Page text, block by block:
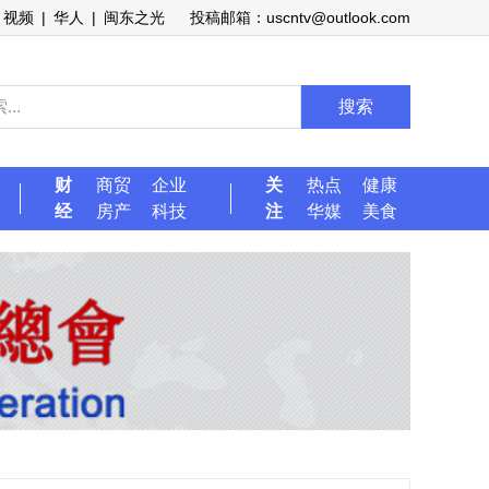
视频 | 华人 | 闽东之光 投稿邮箱：uscntv@outlook.com
搜索
财
经
商贸
企业
房产
科技
关
注
热点
健康
华媒
美食